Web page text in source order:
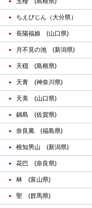
ちえびじん（大分県）
長陽福娘 (山口県)
月不見の池 (新潟県)
天穏 (島根県)
天青 (神奈川県)
天美 (山口県)
鍋島 (佐賀県)
奈良萬 (福島県)
根知男山 (新潟県)
花巴 (奈良県)
林 (富山県)
聖 (群馬県)